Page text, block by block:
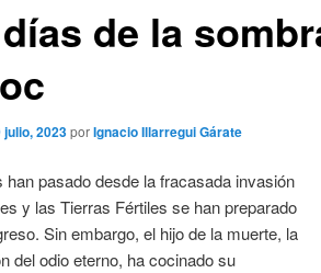
de la
julio, 2023porIgnacio Illarregui Gárate
han pasado desde la fracasada invasión
y las Tierras Fértiles se han preparado
Sin embargo, el hijo de la muerte, la
del odio eterno, ha cocinado su